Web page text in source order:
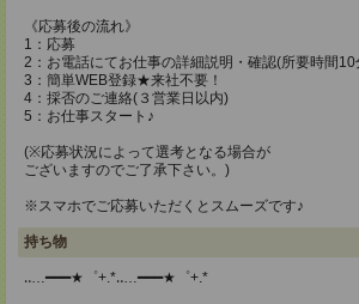
《応募後の流れ》
1：応募
2：お電話にてお仕事の詳細説明・確認(所要時間10
3：簡単WEB登録★来社不要！
4：採否のご連絡(３営業日以内)
5：お仕事スタート♪
(※応募状況によって選考となる場合が
ございますのでご了承下さい。)
※スマホでご応募いただくとスムーズです♪
持ち物
‥…━━━★゜+.*‥…━━━★゜+.*